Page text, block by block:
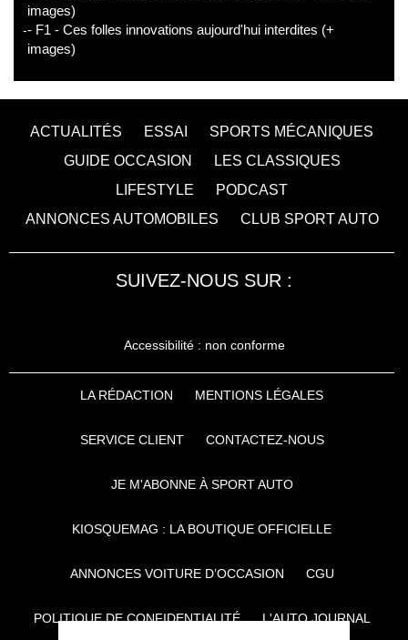
images)
- F1 - Ces folles innovations aujourd'hui interdites (+
images)
ACTUALITÉS ESSAI
SPORTS MÉCANIQUES
GUIDE OCCASION
LES CLASSIQUES
LIFESTYLE
PODCAST
ANNONCES AUTOMOBILES
CLUB SPORT AUTO
SUIVEZ-NOUS SUR :
Accessibilité : non conforme
LA RÉDACTION MENTIONS LÉGALES
SERVICE CLIENT CONTACTEZ-NOUS
JE M'ABONNE À SPORT AUTO
KIOSQUEMAG : LA BOUTIQUE OFFICIELLE
ANNONCES VOITURE D’OCCASION CGU
POLITIQUE DE CONFIDENTIALITÉ L'AUTO JOURNAL